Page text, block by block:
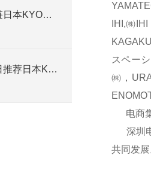
【电商】MRO供应链日本KYOWA共和 小型通用显示器WGI-400A-00E
电商MRO供应链今日推荐日本KYOWA共和电业应变片KFGS-1-120-D17-11 L3M2S
IHI,㈱
スペー
㈱，
电商集
深圳电
共同发